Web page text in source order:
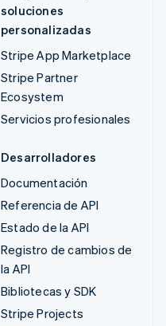
soluciones
personalizadas
Stripe App Marketplace
Stripe Partner
Ecosystem
Servicios profesionales
Desarrolladores
Documentación
Referencia de API
Estado de la API
Registro de cambios de
la API
Bibliotecas y SDK
Stripe Projects